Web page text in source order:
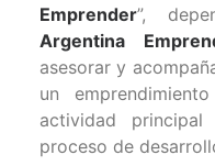
Emprender”,
Argentina
asesorar y
un
actividad
proceso de